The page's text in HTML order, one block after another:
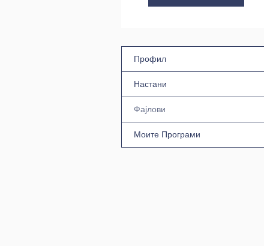
Профил
Настани
Фајлови
Моите Програми